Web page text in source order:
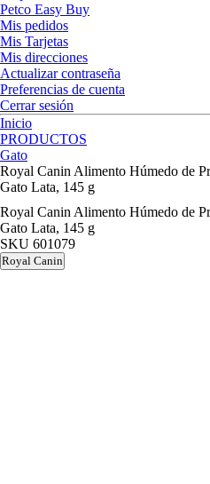
Petco Easy Buy
Mis pedidos
Mis Tarjetas
Mis direcciones
Actualizar contraseña
Preferencias de cuenta
Cerrar sesión
Inicio
PRODUCTOS
Gato
Royal Canin Alimento Húmedo de
Gato Lata, 145 g
Royal Canin Alimento Húmedo de
Gato Lata, 145 g
SKU 601079
Royal Canin